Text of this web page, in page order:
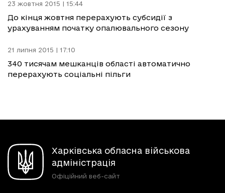
23 жовтня 2015 | 15:44
До кінця жовтня перерахують субсидії з
урахуванням початку опалювального сезону
21 липня 2015 | 17:10
340 тисячам мешканців області автоматично
перерахують соціальні пільги
Харківська обласна військова
адміністрація
Офіційний веб-сайт